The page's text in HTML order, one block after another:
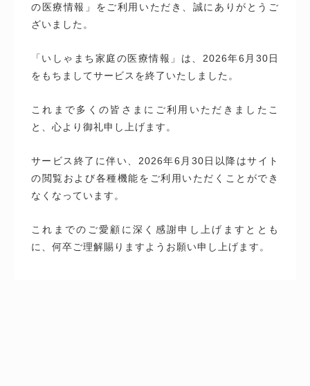
の医療情報」をご利用いただき、誠にありがとうご
ざいました。
「いしゃまち家庭の医療情報」は、2026年6月30日
をもちましてサービスを終了いたしました。
これまで多くの皆さまにご利用いただきましたこ
と、心より御礼申し上げます。
サービス終了に伴い、2026年6月30日以降はサイト
の閲覧および各種機能をご利用いただくことができ
なくなっています。
これまでのご愛顧に深く感謝申し上げますととも
に、何卒ご理解賜りますようお願い申し上げます。